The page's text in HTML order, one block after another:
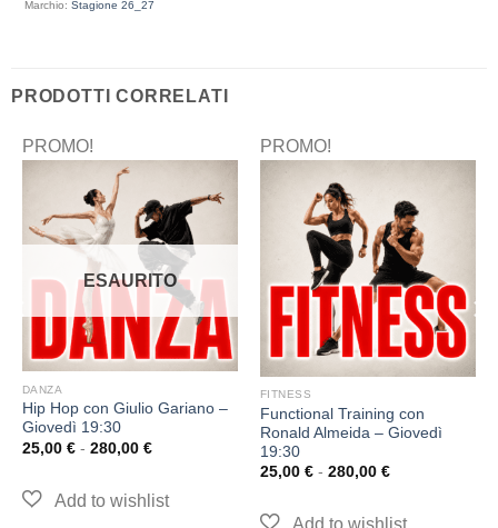
Marchio:Stagione 26_27
PRODOTTI CORRELATI
PROMO!
ESAURITO
DANZA
Hip Hop con Giulio Gariano –
Giovedì 19:30
25,00 € - 280,00 €
PROMO!
FITNESS
Functional Training con
Ronald Almeida – Giovedì
19:30
25,00 € - 280,00 €